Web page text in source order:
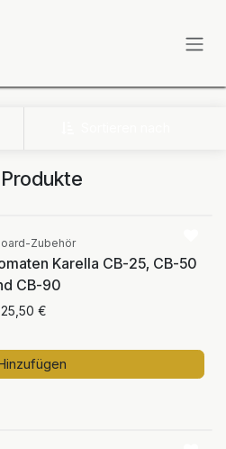
Zubehör
Karella CB-25, CB-50
CB-90
25,50 €